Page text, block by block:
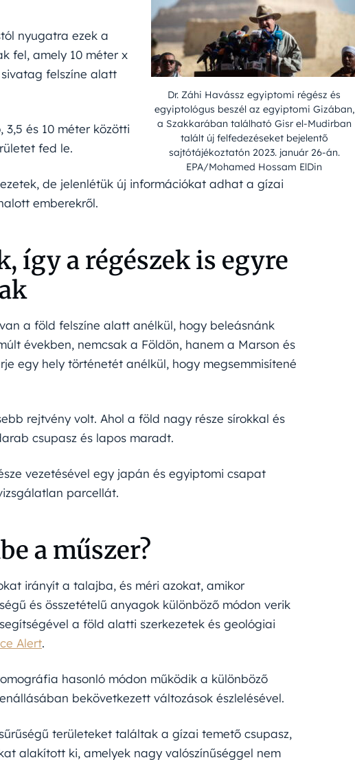
Dr. Záhi Havássz egyiptomi régész és
egyiptológus beszél az egyiptomi Gizában,
a Szakkarában található Gisr el-Mudirban
talált új felfedezéseket bejelentő
sajtótájékoztatón 2023. január 26-án.
EPA/Mohamed Hossam ElDin
nyugatra ezek a
fel, amely 10 méter x
felszíne alatt
és 10 méter közötti
fed le.
de jelenlétük új információkat adhat a gízai
emberekről.
így a régészek is egyre
a föld felszíne alatt anélkül, hogy beleásnánk
években, nemcsak a Földön, hanem a Marson és
egy hely történetét anélkül, hogy megsemmisítené
rejtvény volt. Ahol a föld nagy része sírokkal és
csupasz és lapos maradt.
vezetésével egy japán és egyiptomi csapat
parcellát.
a műszer?
irányít a talajba, és méri azokat, amikor
és összetételű anyagok különböző módon verik
a föld alatti szerkezetek és geológiai
Alert.
hasonló módon működik a különböző
bekövetkezett változások észlelésével.
területeket találtak a gízai temető csupasz,
alakított ki, amelyek nagy valószínűséggel nem